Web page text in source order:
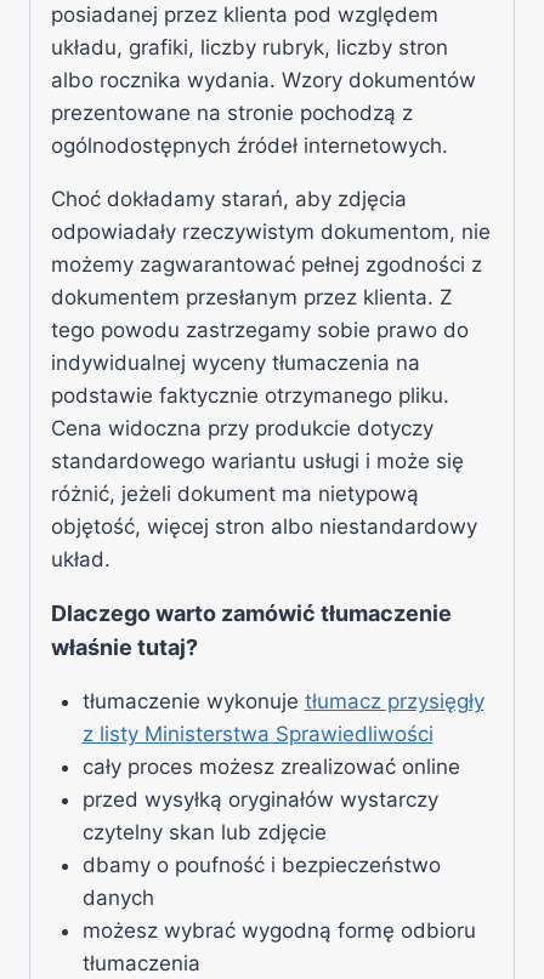
posiadanej przez klienta pod względem
układu, grafiki, liczby rubryk, liczby stron
albo rocznika wydania. Wzory dokumentów
prezentowane na stronie pochodzą z
ogólnodostępnych źródeł internetowych.
Choć dokładamy starań, aby zdjęcia
odpowiadały rzeczywistym dokumentom, nie
możemy zagwarantować pełnej zgodności z
dokumentem przesłanym przez klienta. Z
tego powodu zastrzegamy sobie prawo do
indywidualnej wyceny tłumaczenia na
podstawie faktycznie otrzymanego pliku.
Cena widoczna przy produkcie dotyczy
standardowego wariantu usługi i może się
różnić, jeżeli dokument ma nietypową
objętość, więcej stron albo niestandardowy
układ.
Dlaczego warto zamówić tłumaczenie
właśnie tutaj?
tłumaczenie wykonuje tłumacz przysięgły
z listy Ministerstwa Sprawiedliwości
cały proces możesz zrealizować online
przed wysyłką oryginałów wystarczy
czytelny skan lub zdjęcie
dbamy o poufność i bezpieczeństwo
danych
możesz wybrać wygodną formę odbioru
tłumaczenia